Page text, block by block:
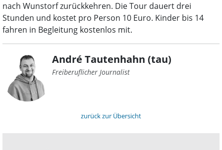
nach Wunstorf zurückkehren. Die Tour dauert drei
Stunden und kostet pro Person 10 Euro. Kinder bis 14
fahren in Begleitung kostenlos mit.
André Tautenhahn (tau)
Freiberuflicher Journalist
zurück zur Übersicht